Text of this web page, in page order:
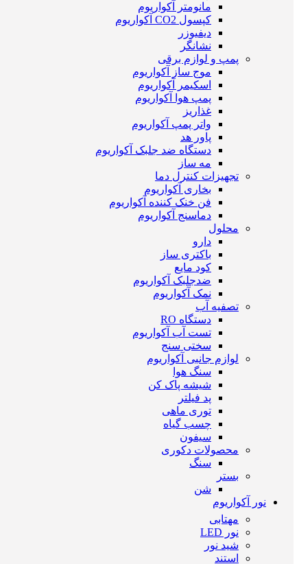
مانومتر آکواریوم
کپسول CO2 آکواریوم
دیفیوزر
نشانگر
پمپ و لوازم برقی
موج ساز آکواریوم
اسکیمر آکواریوم
پمپ هوا آکواریوم
غذاریز
واتر پمپ آکواریوم
پاور هد
دستگاه ضد جلبک آکواریوم
مه ساز
تجهیزات کنترل دما
بخاری آکواریوم
فن خنک کننده آکواریوم
دماسنج آکواریوم
محلول
دارو
باکتری ساز
کود مایع
ضدجلبک آکواریوم
نمک آکواریوم
تصفیه آب
دستگاه RO
تست آب آکواریوم
سختی سنج
لوازم جانبی آکواریوم
سنگ هوا
شیشه پاک کن
پد فیلتر
توری ماهی
چسب گیاه
سیفون
محصولات دکوری
سنگ
بستر
شن
نور آکواریوم
مهتابی
نور LED
شید نور
استند